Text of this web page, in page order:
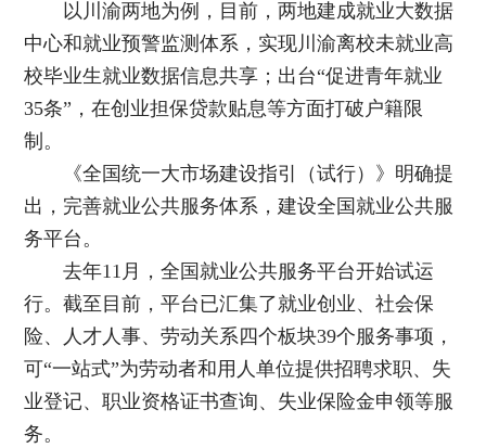
以川渝两地为例，目前，两地建成就业大数据
中心和就业预警监测体系，实现川渝离校未就业高
校毕业生就业数据信息共享；出台“促进青年就业
35条”，在创业担保贷款贴息等方面打破户籍限
制。
《全国统一大市场建设指引（试行）》明确提
出，完善就业公共服务体系，建设全国就业公共服
务平台。
去年11月，全国就业公共服务平台开始试运
行。截至目前，平台已汇集了就业创业、社会保
险、人才人事、劳动关系四个板块39个服务事项，
可“一站式”为劳动者和用人单位提供招聘求职、失
业登记、职业资格证书查询、失业保险金申领等服
务。